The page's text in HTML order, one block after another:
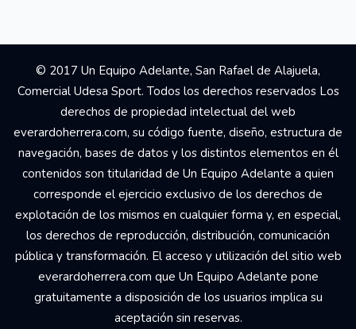
© 2017 Un Equipo Adelante, San Rafael de Alajuela,
Comercial Udesa Sport. Todos los derechos reservados Los
derechos de propiedad intelectual del web
everardoherrera.com, su código fuente, diseño, estructura de
navegación, bases de datos y los distintos elementos en él
contenidos son titularidad de Un Equipo Adelante a quien
corresponde el ejercicio exclusivo de los derechos de
explotación de los mismos en cualquier forma y, en especial,
los derechos de reproducción, distribución, comunicación
pública y transformación. El acceso y utilización del sitio web
everardoherrera.com que Un Equipo Adelante pone
gratuitamente a disposición de los usuarios implica su
aceptación sin reservas.